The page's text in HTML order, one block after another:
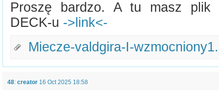
Proszę bardzo. A tu masz plik
DECK-u ->link<-
Miecze-valdgira-I-
48: creator 16 Oct 2025 18:58